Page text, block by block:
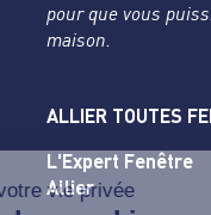
pour que vous
maison.
ALLIER TOUTES
L'Expert Fenêtre
Allier